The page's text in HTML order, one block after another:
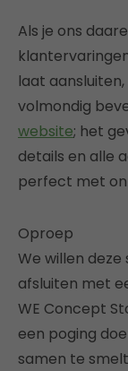
Als je ons
laat
volmondig
website; het
details en alle
perfect met
Oproep
We willen
afsluiten met
WE Concept
een poging
samen te